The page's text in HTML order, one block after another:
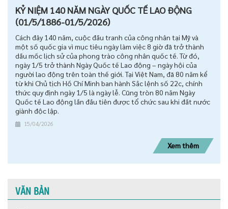
KỶ NIỆM 140 NĂM NGÀY QUỐC TẾ LAO ĐỘNG
(01/5/1886-01/5/2026)
Cách đây 140 năm, cuộc đấu tranh của công nhân tại Mỹ và
một số quốc gia vì mục tiêu ngày làm việc 8 giờ đã trở thành
dấu mốc lịch sử của phong trào công nhân quốc tế. Từ đó,
ngày 1/5 trở thành Ngày Quốc tế Lao động – ngày hội của
người lao động trên toàn thế giới. Tại Việt Nam, đã 80 năm kể
từ khi Chủ tịch Hồ Chí Minh ban hành Sắc lệnh số 22c, chính
thức quy định ngày 1/5 là ngày lễ. Cũng tròn 80 năm Ngày
Quốc tế Lao động lần đầu tiên được tổ chức sau khi đất nước
giành độc lập.
15/04/2026
Xem thêm
VĂN BẢN